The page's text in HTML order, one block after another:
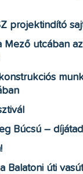
projektindító
Mező utcában
Búcsú –
Balatoni úti